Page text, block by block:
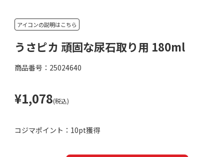
アイコンの説明はこちら
うさピカ 頑固な尿石取り用 180ml
商品番号：25024640
¥1,078(税込)
コジマポイント： 10pt獲得